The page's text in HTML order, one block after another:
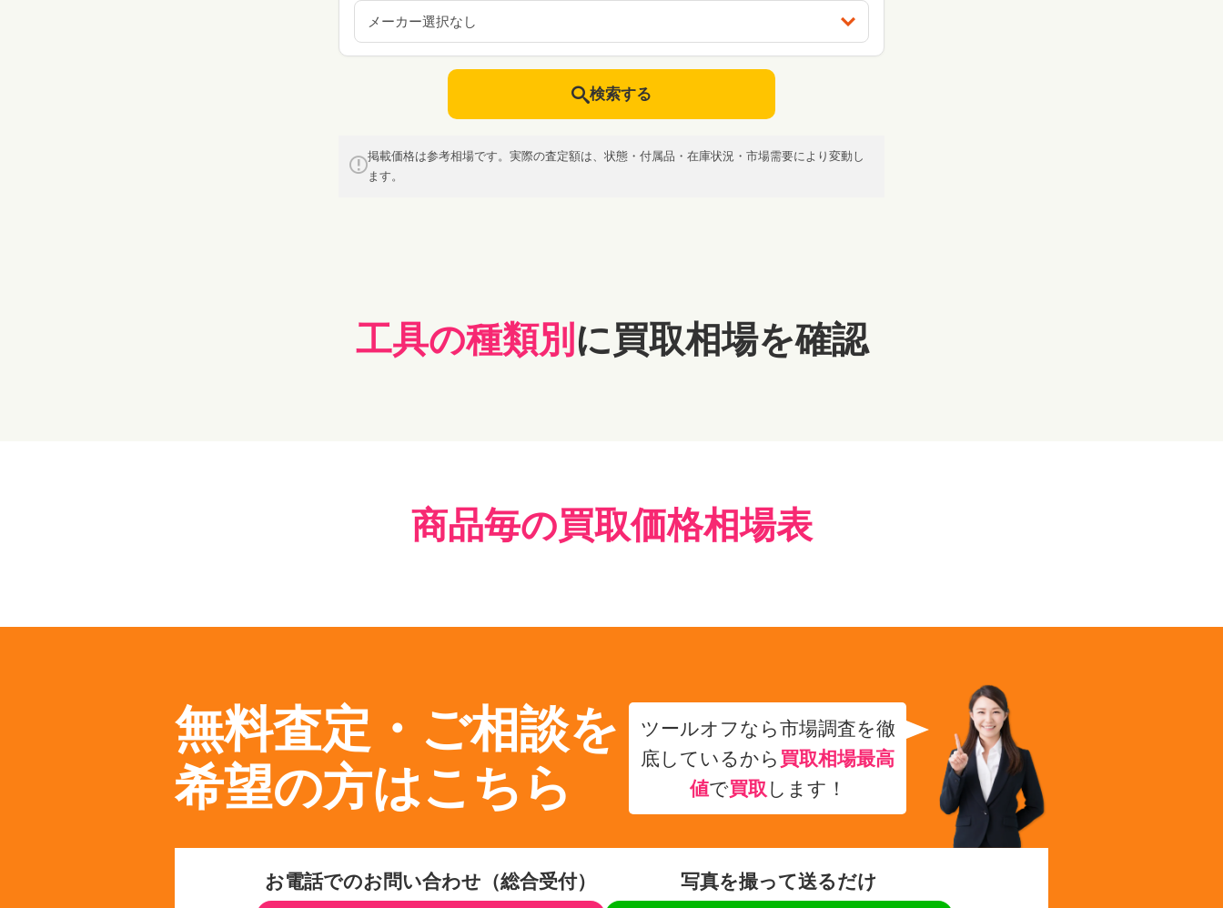
メーカー選択なし
検索する
掲載価格は参考相場です。実際の査定額は、状態・付属品・在庫状況・市場需要により変動し
ます。
工具の種類別 に買取相場を確認
商品毎の買取価格相場表
無料査定・ご相談を
希望の方はこちら
ツールオフなら市場調査を徹
底しているから 買取相場最高
値で買取 します！
お電話でのお問い合わせ（総合受付） 写真を撮って送るだけ